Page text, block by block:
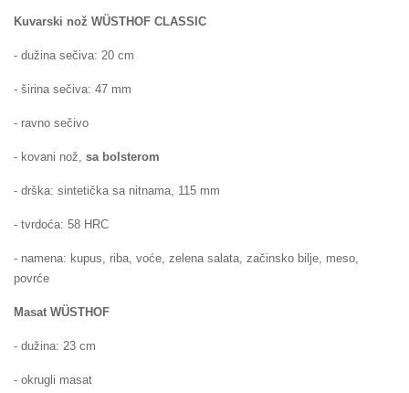
Kuvarski nož WÜSTHOF CLASSIC
- dužina sečiva: 20 cm
- širina sečiva: 47 mm
- ravno sečivo
- kovani nož, sa bolsterom
- drška: sintetička sa nitnama, 115 mm
- tvrdoća: 58 HRC
- namena: kupus, riba, voće, zelena salata, začinsko bilje, meso,
povrće
Masat WÜSTHOF
- dužina: 23 cm
- okrugli masat